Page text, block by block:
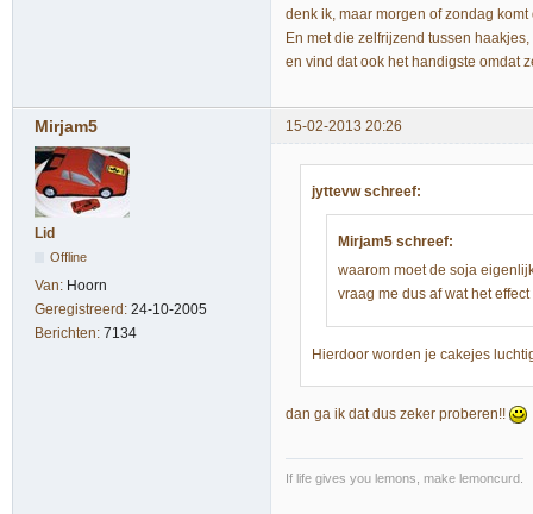
denk ik, maar morgen of zondag komt
En met die zelfrijzend tussen
en vind dat ook het handigste omdat
Mirjam5 15-02-2013 20:26
Lid
Offline
Van: Hoorn
Geregistreerd: 24-10-2005
Berichten: 7134
jyttevw schreef:
Mirjam5 schreef:
waarom moet de soja
vraag me dus af wat het
Hierdoor worden je cakejes
dan ga ik dat dus zeker proberen!!
If life gives you lemons, make lemoncurd.